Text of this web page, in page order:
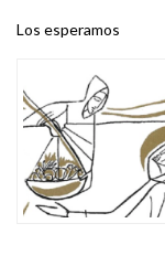
Los esperamos